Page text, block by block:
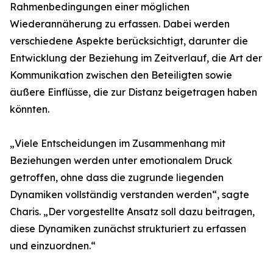
Rahmenbedingungen einer möglichen
Wiederannäherung zu erfassen. Dabei werden
verschiedene Aspekte berücksichtigt, darunter die
Entwicklung der Beziehung im Zeitverlauf, die Art der
Kommunikation zwischen den Beteiligten sowie
äußere Einflüsse, die zur Distanz beigetragen haben
könnten.
„Viele Entscheidungen im Zusammenhang mit
Beziehungen werden unter emotionalem Druck
getroffen, ohne dass die zugrunde liegenden
Dynamiken vollständig verstanden werden“, sagte
Charis. „Der vorgestellte Ansatz soll dazu beitragen,
diese Dynamiken zunächst strukturiert zu erfassen
und einzuordnen.“